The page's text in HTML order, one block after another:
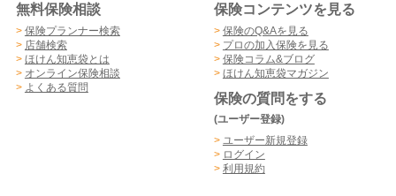
無料保険相談
> 保険プランナー検索
> 店舗検索
> ほけん知恵袋とは
> オンライン保険相談
> よくある質問
保険コンテンツを見る
> 保険のQ&Aを見る
> プロの加入保険を見る
> 保険コラム&ブログ
> ほけん知恵袋マガジン
保険の質問をする
(ユーザー登録)
> ユーザー新規登録
> ログイン
> 利用規約